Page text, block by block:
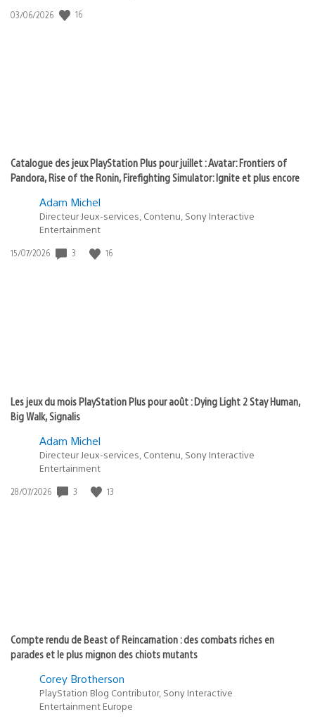
:
Date
03/06/2026 16
Catalogue des jeux PlayStation Plus pour juillet : Avatar: Frontiers of
Pandora, Rise of the Ronin, Firefighting Simulator: Ignite et plus encore
Adam Michel
Directeur Jeux-services, Contenu, Sony Interactive
Entertainment
Date
15/07/2026 3 16
Les jeux du mois PlayStation Plus pour août : Dying Light 2 Stay Human,
Big Walk, Signalis
Adam Michel
Directeur Jeux-services, Contenu, Sony Interactive
Entertainment
Date
28/07/2026 3 13
Compte rendu de Beast of Reincarnation : des combats riches en
parades et le plus mignon des chiots mutants
Corey Brotherson
PlayStation Blog Contributor, Sony Interactive
Entertainment Europe